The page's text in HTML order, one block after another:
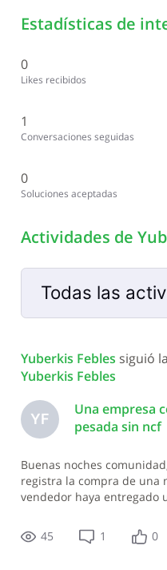
Estadísticas de
0
Likes recibidos
1
Conversaciones seguidas
0
Soluciones aceptadas
Actividades de
Todas las
Selected
Todas
las
Yuberkis Febles siguió
Yuberkis Febles
YF
Una empresa
pesada sin ncf
Buenas noches
registra la compra de una
vendedor haya entregado
45
1 0